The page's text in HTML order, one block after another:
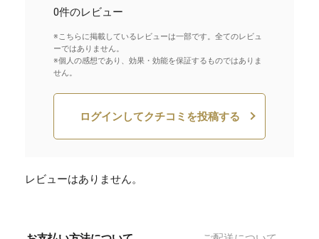
0件のレビュー
※こちらに掲載しているレビューは一部です。全てのレビュ
ーではありません。
※個人の感想であり、効果・効能を保証するものではありま
せん。
ログインしてクチコミを投稿する
レビューはありません。